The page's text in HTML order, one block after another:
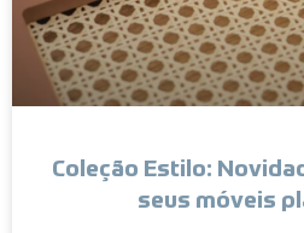
Coleção Estilo:
seus móveis